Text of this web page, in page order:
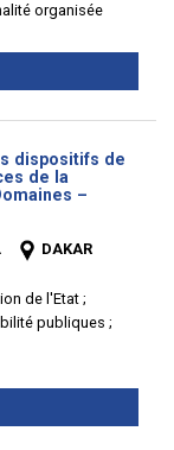
organisée
dispositifs de
de la
–
DAKAR
de l'Etat ;
publiques ;